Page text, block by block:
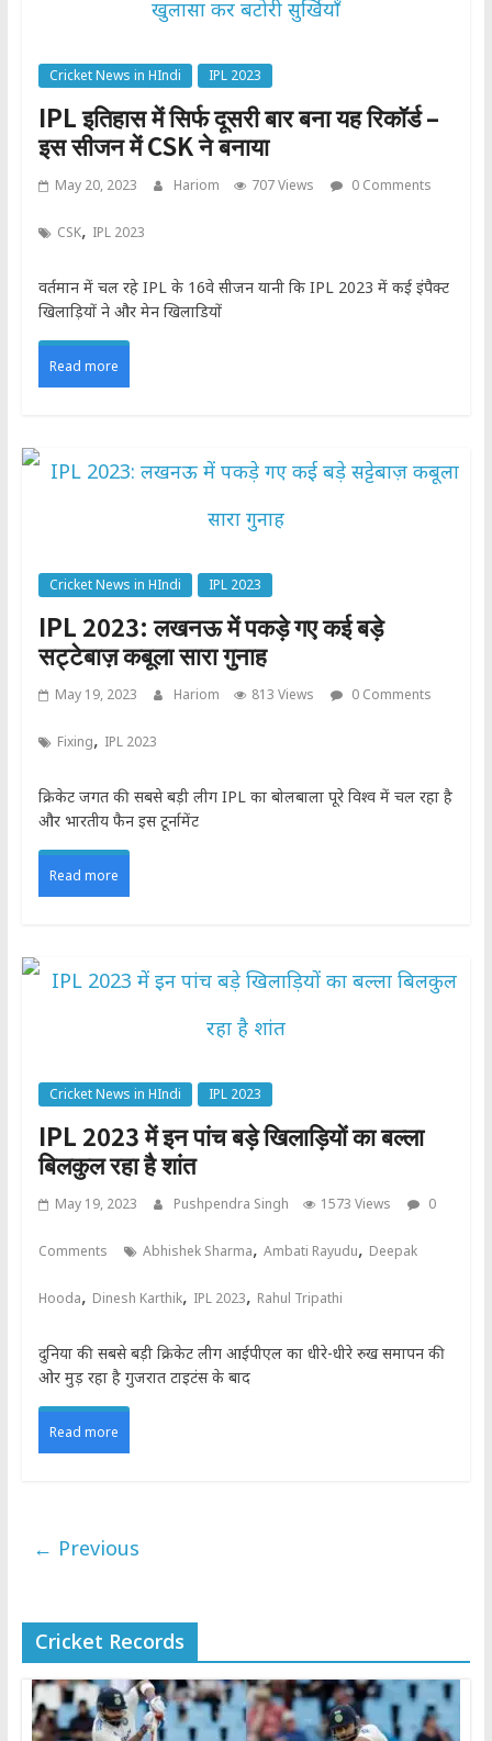
Cricket News in HIndi IPL 2023
IPL इतिहास में सिर्फ दूसरी बार बना यह रिकॉर्ड –
इस सीजन में CSK ने बनाया
May 20, 2023 Hariom 707 Views 0 Comments
CSK, IPL 2023
वर्तमान में चल रहे IPL के 16वे सीजन यानी कि IPL 2023 में कई इंपैक्ट
खिलाड़ियों ने और मेन खिलाडियों
Read more
Cricket News in HIndi IPL 2023
IPL 2023: लखनऊ में पकड़े गए कई बड़े
सट्टेबाज़ कबूला सारा गुनाह
May 19, 2023 Hariom 813 Views 0 Comments
Fixing, IPL 2023
क्रिकेट जगत की सबसे बड़ी लीग IPL का बोलबाला पूरे विश्व में चल रहा है
और भारतीय फैन इस टूर्नामेंट
Read more
Cricket News in HIndi IPL 2023
IPL 2023 में इन पांच बड़े खिलाड़ियों का बल्ला
बिलकुल रहा है शांत
May 19, 2023 Pushpendra Singh 1573 Views 0
Comments Abhishek Sharma, Ambati Rayudu, Deepak
Hooda, Dinesh Karthik, IPL 2023, Rahul Tripathi
दुनिया की सबसे बड़ी क्रिकेट लीग आईपीएल का धीरे-धीरे रुख समापन की
ओर मुड़ रहा है गुजरात टाइटंस के बाद
Read more
← Previous
Cricket Records